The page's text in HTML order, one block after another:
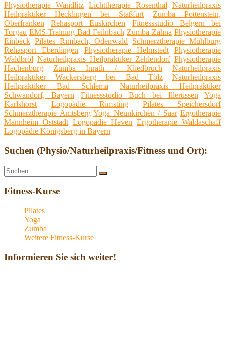
Physiotherapie Wandlitz Lichttherapie Rosenthal
Naturheilpraxis
Heilpraktiker Hecklingen bei Staßfurt
Zumba Pottenstein,
Oberfranken
Rehasport Euskirchen
Fitnessstudio Belgern bei
Torgau EMS-Training Bad Feilnbach Zumba Zahna Physiotherapie
Einbeck Pilates Rimbach, Odenwald
Schmerztherapie Mühlburg
Rehasport Eberdingen
Physiotherapie Helmstedt
Physiotherapie
Waldbröl Naturheilpraxis Heilpraktiker Zehlendorf Physiotherapie
Hachenburg
Zumba Inrath / Kliedbruch
Naturheilpraxis
Heilpraktiker Wackersberg bei Bad Tölz
Naturheilpraxis
Heilpraktiker Bad Schlema
Naturheilpraxis Heilpraktiker
Schwandorf, Bayern
Fitnessstudio Buch bei Illertissen
Yoga
Karlshorst
Logopädie Rimsting
Pilates Speichersdorf
Schmerztherapie Amtsberg Yoga Neunkirchen / Saar Ergotherapie
Mannheim Oststadt Logopädie Heven
Ergotherapie Waldaschaff
Logopädie Königsberg in Bayern
Suchen (Physio/Naturheilpraxis/Fitness und Ort):
Suche
nach:
Suchen
Fitness-Kurse
Pilates
Yoga
Zumba
Weitere Fitness-Kurse
Informieren Sie sich weiter!